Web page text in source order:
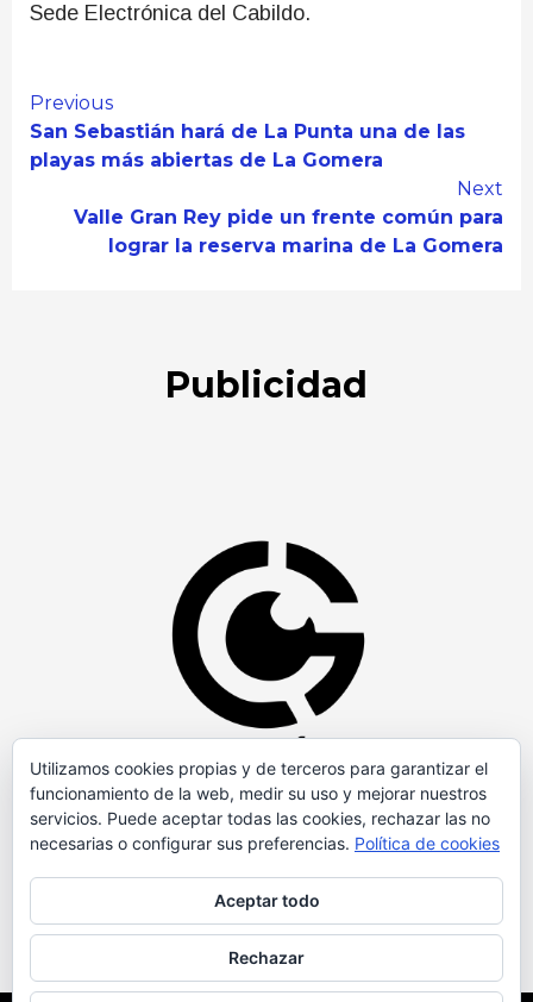
Sede Electrónica del Cabildo.
Continue
Reading
Previous
San Sebastián hará de La Punta una de las
playas más abiertas de La Gomera
Next
Valle Gran Rey pide un frente común para
lograr la reserva marina de La Gomera
Publicidad
Utilizamos cookies propias y de terceros para garantizar el
funcionamiento de la web, medir su uso y mejorar nuestros
servicios. Puede aceptar todas las cookies, rechazar las no
necesarias o configurar sus preferencias. Política de cookies
Aceptar todo
Rechazar